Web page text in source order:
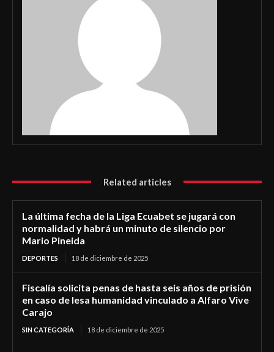
Related articles
La última fecha de la Liga Ecuabet se jugará con
normalidad y habrá un minuto de silencio por
Mario Pineida
DEPORTES 18 de diciembre de 2025
Fiscalía solicita penas de hasta seis años de prisión
en caso de lesa humanidad vinculado a Alfaro Vive
Carajo
SIN CATEGORÍA 18 de diciembre de 2025